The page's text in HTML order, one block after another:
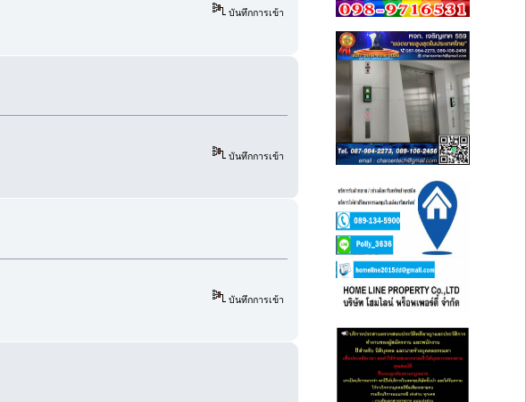
บันทึกการเข้า
บันทึกการเข้า
บันทึกการเข้า